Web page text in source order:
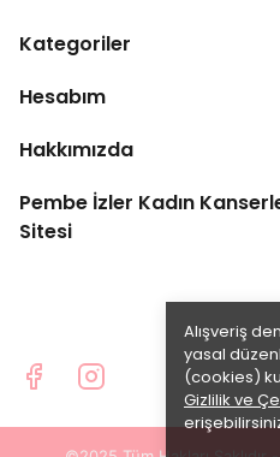
Alışveriş
yasal
(cookies)
Gizlilik ve
Kategoriler
Hesabım
Hakkımızda
Pembe İzler Kadın
Sitesi